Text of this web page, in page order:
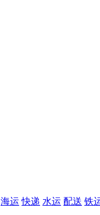
海运 快递 水运 配送 铁